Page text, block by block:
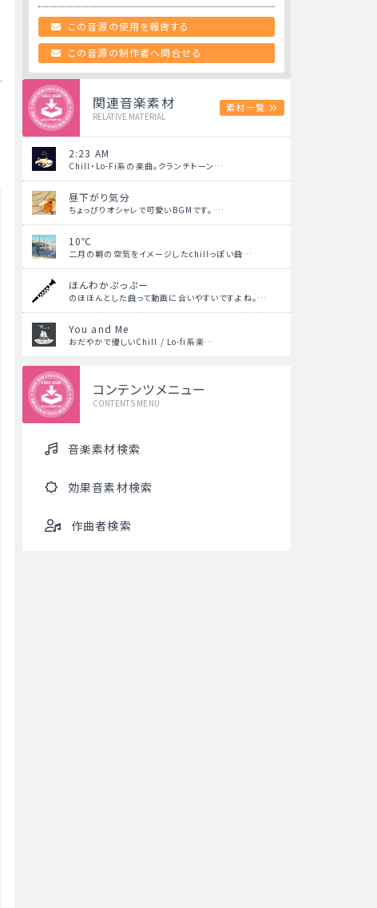
この音源の使用を報告する
この音源の制作者へ問合せる
関連音楽素材
RELATIVE MATERIAL
素材一覧
2:23 AM
Chill・Lo-Fi系の楽曲。クランチトーン…
昼下がり気分
ちょっぴりオシャレで可愛いBGMです。 …
10℃
二月の朝の空気をイメージしたchillっぽい曲…
ほんわかぷっぷー
のほほんとした曲って動画に合いやすいですよね。…
You and Me
おだやかで優しいChill / Lo-fi系楽…
コンテンツメニュー
CONTENTS MENU
音楽素材検索
効果音素材検索
作曲者検索